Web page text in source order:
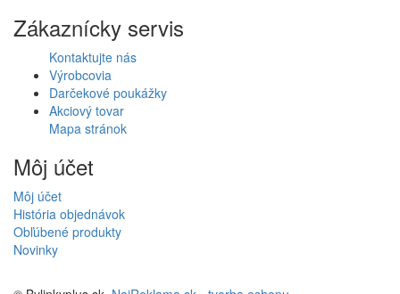
Zákaznícky servis
Kontaktujte nás
Výrobcovia
Darčekové poukážky
Akciový tovar
Mapa stránok
Môj účet
Môj účet
História objednávok
Obľúbené produkty
Novinky